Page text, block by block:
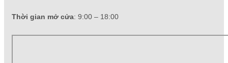
Thời gian mở cửa: 9:00 – 18:00